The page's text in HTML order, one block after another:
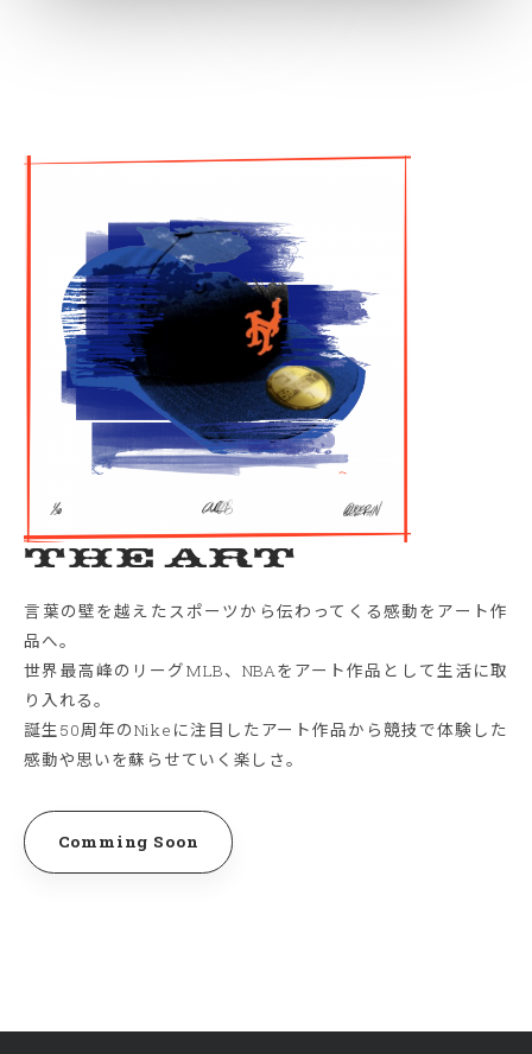
The Art
言葉の壁を越えたスポーツから伝わってくる感動をアート作
品へ。
世界最高峰のリーグMLB、NBAをアート作品として生活に取
り入れる。
誕生50周年のNikeに注目したアート作品から競技で体験した
感動や思いを蘇らせていく楽しさ。
Comming Soon